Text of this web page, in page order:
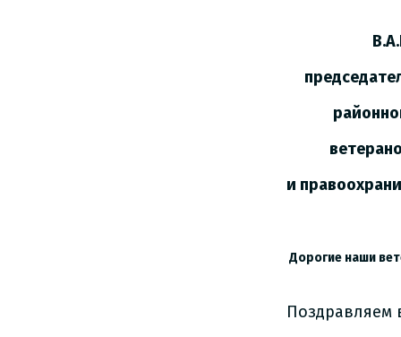
районной
ветеранов
и
Дорогие наши
Поздравляем